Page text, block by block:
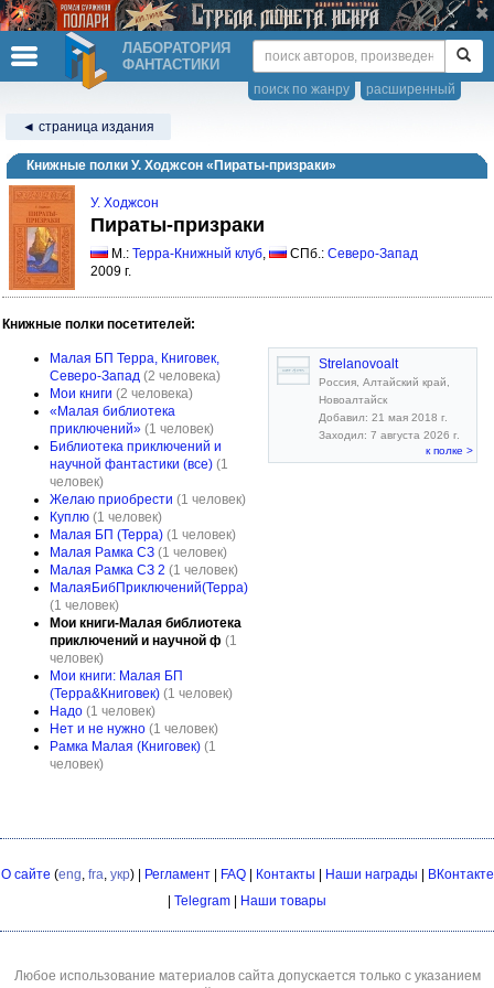
ЛАБОРАТОРИЯ
ФАНТАСТИКИ
расширенный
поиск по жанру
◄ страница издания
Книжные полки У. Ходжсон «Пираты-призраки»
У. Ходжсон
Пираты-призраки
М.: Терра-Книжный клуб, СПб.: Северо-Запад
2009 г.
Книжные полки посетителей:
Малая БП Терра, Книговек,
Северо-Запад (2 человека)
Мои книги (2 человека)
«Малая библиотека
приключений» (1 человек)
Библиотека приключений и
научной фантастики (все) (1
человек)
Желаю приобрести (1 человек)
Куплю (1 человек)
Малая БП (Терра) (1 человек)
Малая Рамка СЗ (1 человек)
Малая Рамка СЗ 2 (1 человек)
МалаяБибПриключений(Терра)
(1 человек)
Мои книги-Малая библиотека
приключений и научной ф (1
человек)
Мои книги: Малая БП
(Терра&Книговек) (1 человек)
Надо (1 человек)
Нет и не нужно (1 человек)
Рамка Малая (Книговек) (1
человек)
Strelanovoalt
Россия, Алтайский край,
Новоалтайск
Добавил: 21 мая 2018 г.
Заходил: 7 августа 2026 г.
к полке >
О сайте (eng, fra, укр) | Регламент| FAQ| Контакты Наши награды
ВКонтакте
Telegram Наши товары
Любое использование материалов сайта допускается только с указанием